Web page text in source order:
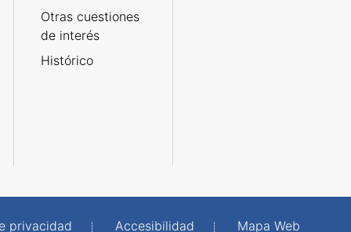
Otras cuestiones
de interés
Histórico
privacidad Accesibilidad Mapa Web